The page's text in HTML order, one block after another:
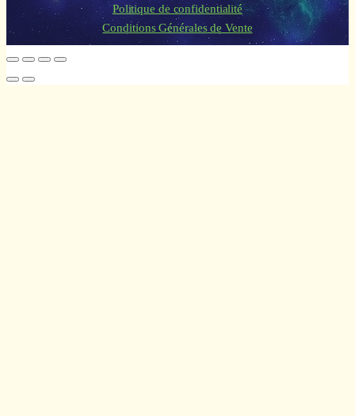
Politique de confidentialité
Conditions Générales de Vente